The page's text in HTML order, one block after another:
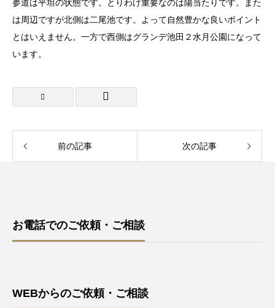
参道は平坦の状態です。とりわけ重要なのは陽当たりです。また
は周辺ですが北側は二尾池です。よって自然豊かな良いポイント
とはいえません。一方で西側はグランデ池田２水月公園になって
います。
前の記事 次の記事
お電話でのご依頼・ご相談
WEBからのご依頼・ご相談